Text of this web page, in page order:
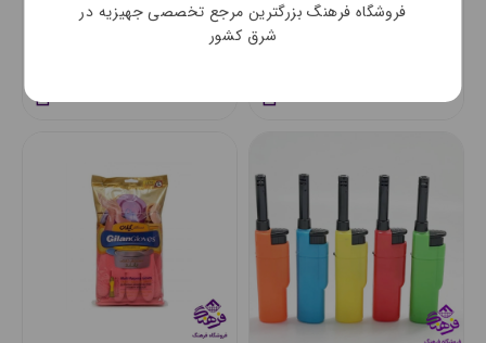
فروشگاه فرهنگ بزرگترین مرجع تخصصی جهیزیه در
شرق کشور